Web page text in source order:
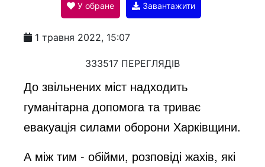
a
y
V
i
У обране Завантажити
1 травня 2022, 15:07
333517 ПЕРЕГЛЯДІВ
До звільнених міст надходить
гуманітарна допомога та триває
евакуація силами оборони Харківщини.
А між тим - обійми, розповіді жахів, які